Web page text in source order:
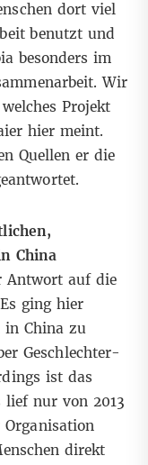
dort viel
benutzt und
besonders im
Wir
Projekt
hier meint.
Quellen er die
China
Antwort auf die
ging hier
in China zu
Geschlechter-
ist das
lief nur von 2013
Organisation
direkt